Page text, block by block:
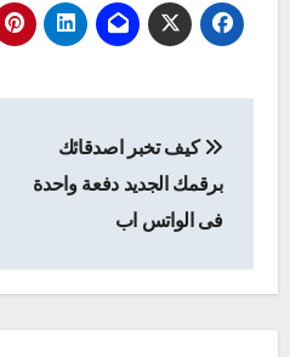
المقالات
كيف تخبر اصدقائك
برقمك الجديد دفعة واحدة
فى الواتس اب